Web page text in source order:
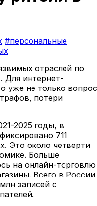
#персональные
отраслей по
Для интернет-
уже не только вопрос
потери
2025 годы, в
711
Это около четверти
Больше
на онлайн-торговлю
Всего в России
записей с